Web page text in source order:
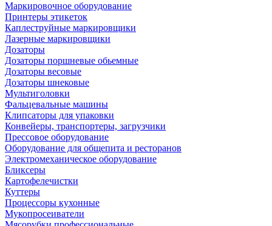
Маркировочное оборудование
Принтеры этикеток
Каплеструйные маркировщики
Лазерные маркировщики
Дозаторы
Дозаторы поршневые обьемные
Дозаторы весовые
Дозаторы шнековые
Мультиголовки
Фальцевальные машины
Клипсаторы для упаковки
Конвейеры, транспортеры, загрузчики
Прессовое оборудование
Оборудование для общепита и ресторанов
Электромеханическое оборудование
Бликсеры
Картофелечистки
Куттеры
Процессоры кухонные
Мукопросеиватели